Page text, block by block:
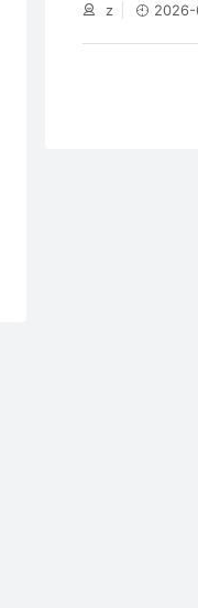
以对照看一下，
格低了不少
z